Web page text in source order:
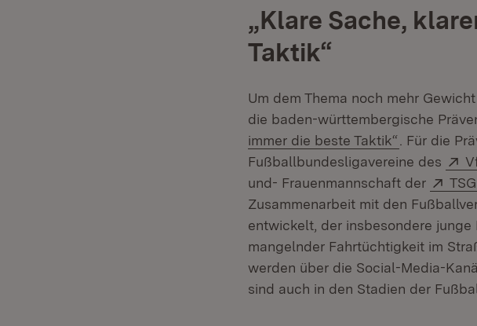
„Klare Sache,
Taktik“
Um dem Thema noch mehr
die baden-württembergische
immer die beste Taktik“ (Öffnet in
. Für die
Fußballbundesligavereine des
und- Frauenmannschaft der
Zusammenarbeit mit den
entwickelt, der insbesondere
mangelnder Fahrtüchtigkeit im
werden über die Social-Media-
sind auch in den Stadien der